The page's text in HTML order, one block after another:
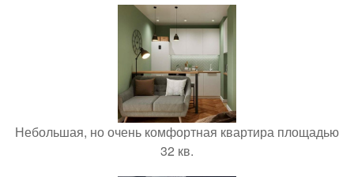
Небольшая, но очень комфортная квартира площадью
32 кв.